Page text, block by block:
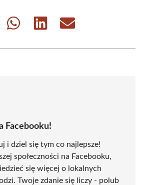
Share
Share
Share
Facebooku!
i dziel się tym co najlepsze!
społeczności na Facebooku,
się więcej o lokalnych
Twoje zdanie się liczy - polub